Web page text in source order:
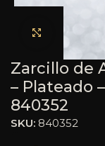
Haga clic
Zarcillo de
– Plateado
840352
SKU: 840352